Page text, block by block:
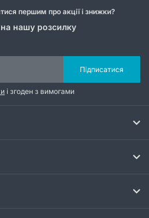
першим про акції і знижки?
на нашу розсилку
Підписатися
і згоден з вимогами